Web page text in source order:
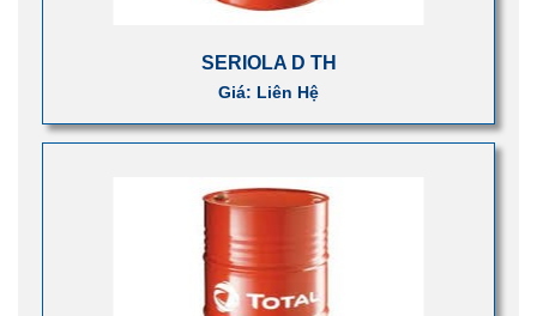
SERIOLA D TH
Giá: Liên Hệ